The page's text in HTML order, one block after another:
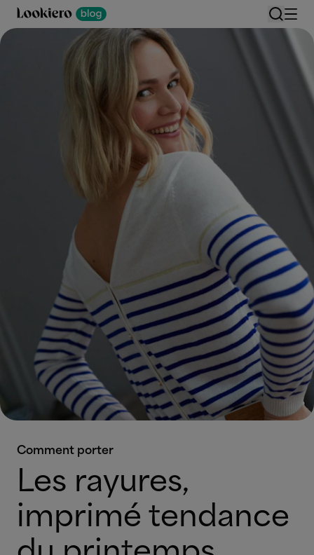
Comment porter
Les rayures,
imprimé tendance